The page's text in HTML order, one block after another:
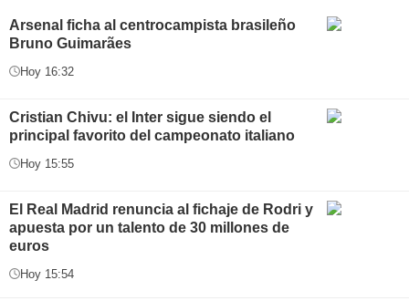
Arsenal ficha al centrocampista brasileño
Bruno Guimarães
Hoy 16:32
Cristian Chivu: el Inter sigue siendo el
principal favorito del campeonato italiano
Hoy 15:55
El Real Madrid renuncia al fichaje de Rodri y
apuesta por un talento de 30 millones de
euros
Hoy 15:54